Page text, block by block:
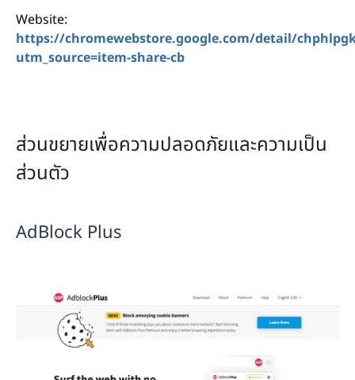
Website:
https://chromewebstore.google.com/detail/
utm_source=item-share-cb
ส่วนขยายเพื่อความปลอดภัยและความเป็น
ส่วนตัว
AdBlock Plus